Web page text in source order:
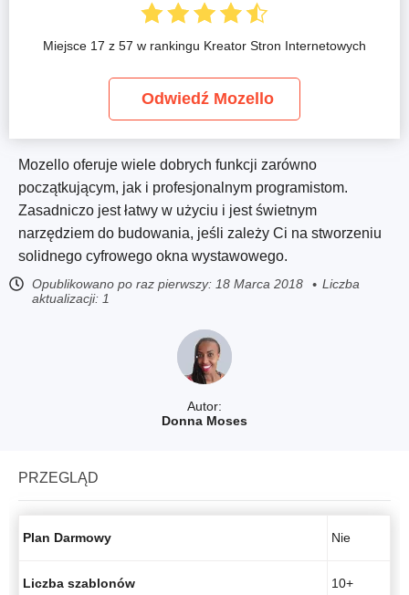
Autor:
Donna Moses
Mozello oferuje wiele dobrych funkcji zarówno
początkującym, jak i profesjonalnym programistom.
Zasadniczo jest łatwy w użyciu i jest świetnym
narzędziem do budowania, jeśli zależy Ci na stworzeniu
solidnego cyfrowego okna wystawowego.
Opublikowano po raz pierwszy: 18 Marca 2018
Liczba
aktualizacji: 1
Miejsce 17 z 57 w rankingu Kreator Stron Internetowych
Odwiedź Mozello
PRZEGLĄD
Plan Darmowy Nie
Liczba szablonów 10+